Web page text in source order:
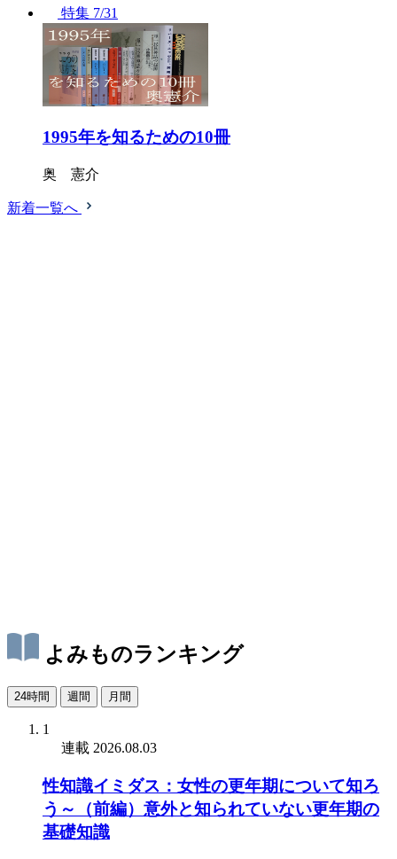
特集 7/31
1995年を知るための10冊
奥 憲介
新着一覧へ
よみものランキング
24時間 週間 月間
1
連載 2026.08.03
性知識イミダス：女性の更年期について知ろ
う～（前編）意外と知られていない更年期の
基礎知識